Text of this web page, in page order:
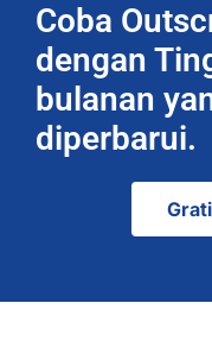
Coba
dengan
bulanan
diperbarui.